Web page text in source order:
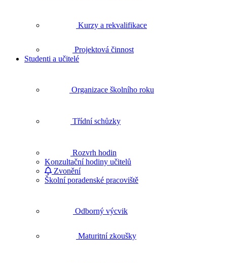
Kurzy a rekvalifikace
Projektová činnost
Studenti a učitelé
Organizace školního roku
Třídní schůzky
Rozvrh hodin
Konzultační hodiny učitelů
Zvonění
Školní poradenské pracoviště
Odborný výcvik
Maturitní zkoušky